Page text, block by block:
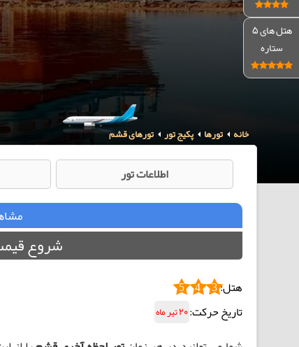
معرفی بهترین غذاهای محلی و خیابانی دبی
خانه تورها پکیج تور تورهای قشم
اطلاعات تور
شروع قیمت تور
هتل: 3
4
5
تاریخ حرکت:20 تیر ماه
هتل های 5
ستاره